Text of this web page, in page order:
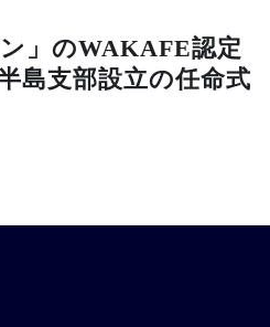
」のWAKAFE認定
島支部設立の任命式